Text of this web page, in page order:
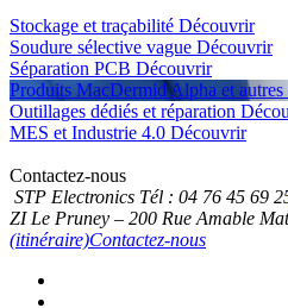
Stockage et traçabilité Découvrir
Soudure sélective vague Découvrir
Séparation PCB Découvrir
Produits MacDermid Alpha et autres
Outillages dédiés et réparation
MES et Industrie 4.0 Découvrir
Contactez-nous
STP Electronics Tél : 04 76 45 69
ZI Le Pruney – 200 Rue Amable
(itinéraire)Contactez-nous